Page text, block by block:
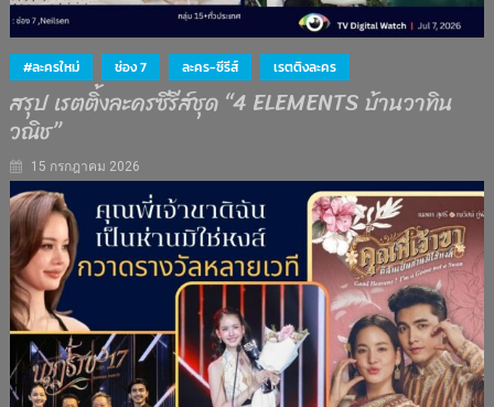
#ละครใหม่ ช่อง 7 ละคร-ซีรีส์ เรตติงละคร
สรุป เรตติ้งละครซีรีส์ชุด “4 ELEMENTS บ้านวาทิน
วณิช”
15 กรกฎาคม 2026